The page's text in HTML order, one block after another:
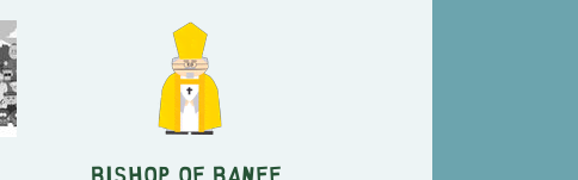
Bishop of Banff